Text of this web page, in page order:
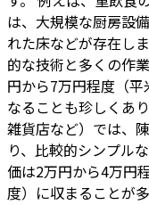
は、大規模な厨房設
れた床などが存在し
的な技術と多くの作
円から7万円程度（
なることも珍しくあ
雑貨店など）では、
り、比較的シンプル
価は2万円から4万円
度）に収まることが